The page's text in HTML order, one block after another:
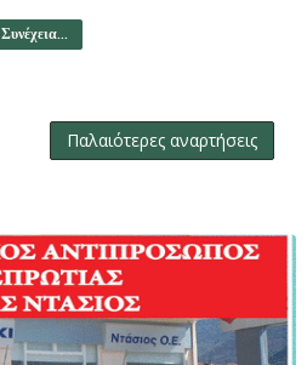
Συνέχεια...
Παλαιότερες αναρτήσεις